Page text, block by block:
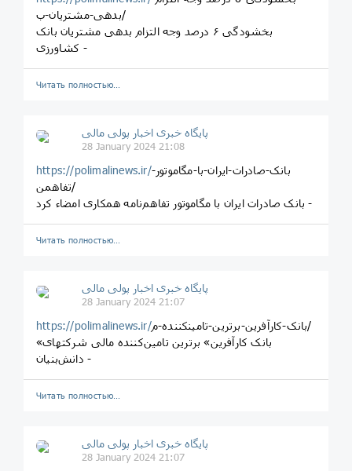
بدهی-مشتریان-ب/
بخشودگی ۶ درصد وجه التزام بدهی مشتریان بانک
کشاورزی -
Читать полностью…
پایگاه خبری اخبار پولی مالی
28 January 2024 21:08
https://polimalinews.ir/بانک-صادرات-ایران-با-مگاموتور-
تفاهمن/
بانک صادرات ایران با مگاموتور تفاهم‌نامه همکاری امضاء کرد -
Читать полностью…
پایگاه خبری اخبار پولی مالی
28 January 2024 21:07
https://polimalinews.ir/
بانک-کارآفرین-برترین-تامینکننده-م/
«بانک کارآفرین» برترین تامین‌کننده مالی شرکتهای
دانش‌بنیان -
Читать полностью…
پایگاه خبری اخبار پولی مالی
28 January 2024 21:07